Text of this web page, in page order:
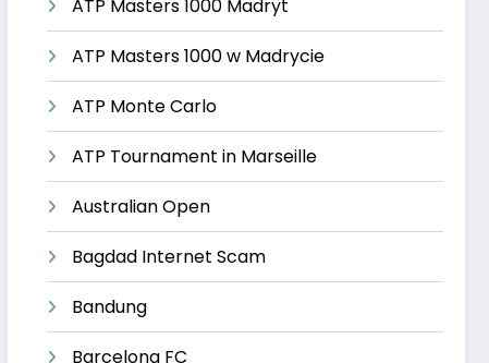
ATP Masters 1000 Madryt
ATP Masters 1000 w Madrycie
ATP Monte Carlo
ATP Tournament in Marseille
Australian Open
Bagdad Internet Scam
Bandung
Barcelona FC